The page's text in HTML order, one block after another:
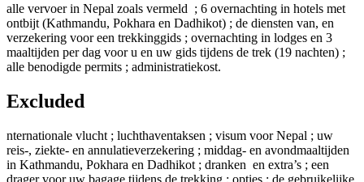
alle vervoer in Nepal zoals vermeld ; 6 overnachting in hotels met
ontbijt (Kathmandu, Pokhara en Dadhikot) ; de diensten van, en
verzekering voor een trekkinggids ; overnachting in lodges en 3
maaltijden per dag voor u en uw gids tijdens de trek (19 nachten) ;
alle benodigde permits ; administratiekost.
Excluded
nternationale vlucht ; luchthaventaksen ; visum voor Nepal ; uw
reis-, ziekte- en annulatieverzekering ; middag- en avondmaaltijden
in Kathmandu, Pokhara en Dadhikot ; dranken en extra’s ; een
drager voor uw bagage tijdens de trekking ; opties ; de gebruikelijke